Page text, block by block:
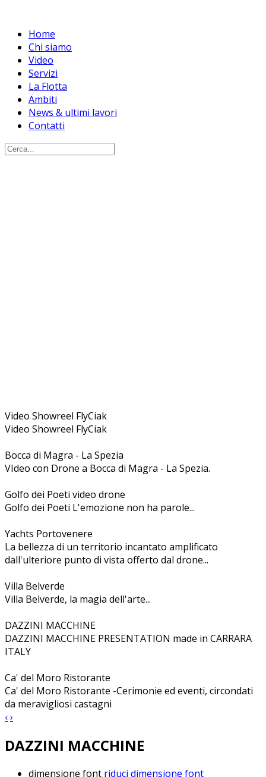
Home
Chi siamo
Video
Servizi
La Flotta
Ambiti
News & ultimi lavori
Contatti
Video Showreel FlyCiak
Video Showreel FlyCiak
Bocca di Magra - La Spezia
VIdeo con Drone a Bocca di Magra - La Spezia.
Golfo dei Poeti video drone
Golfo dei Poeti L'emozione non ha parole...
Yachts Portovenere
La bellezza di un territorio incantato amplificato
dall'ulteriore punto di vista offerto dal drone...
Villa Belverde
Villa Belverde, la magia dell'arte...
DAZZINI MACCHINE
DAZZINI MACCHINE PRESENTATION made in CARRARA
ITALY
Ca' del Moro Ristorante
Ca' del Moro Ristorante -Cerimonie ed eventi, circondati
da meravigliosi castagni
‹›
DAZZINI MACCHINE
dimensione font riduci dimensione font